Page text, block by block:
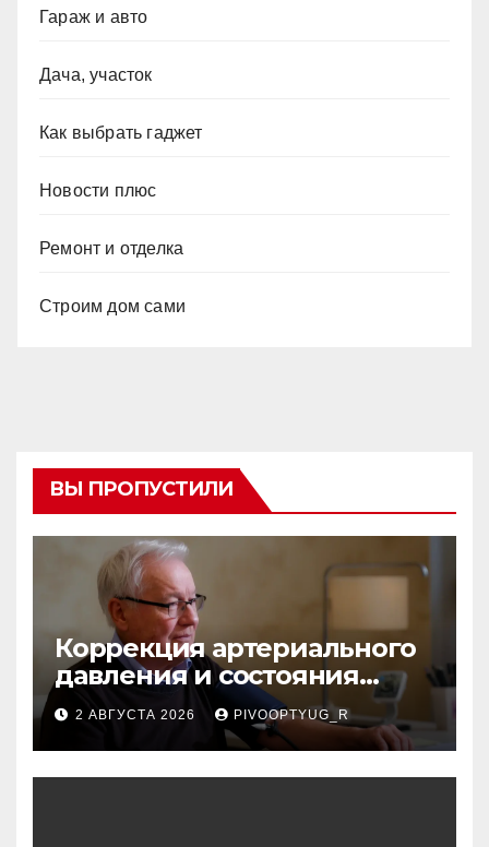
Гараж и авто
Дача, участок
Как выбрать гаджет
Новости плюс
Ремонт и отделка
Строим дом сами
ВЫ ПРОПУСТИЛИ
Коррекция артериального
давления и состояния
сосудов в профилактике
инсульта
2 АВГУСТА 2026 PIVOOPTYUG_R